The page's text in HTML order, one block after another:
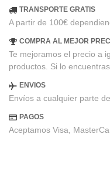
TRANSPORTE GRATIS
A partir de 100€
COMPRA AL MEJOR
Te mejoramos el precio a
productos. Si lo
ENVIOS
Envíos a cualquier parte
PAGOS
Aceptamos Visa,